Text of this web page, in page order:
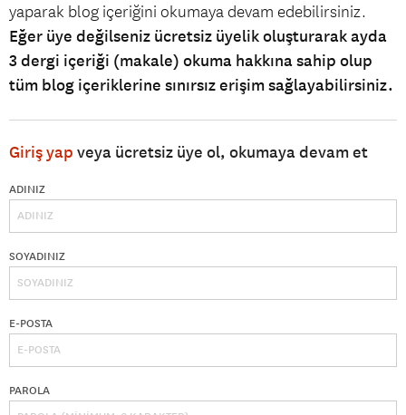
yaparak blog içeriğini okumaya devam edebilirsiniz.
Eğer üye değilseniz ücretsiz üyelik oluşturarak ayda
3 dergi içeriği (makale) okuma hakkına sahip olup
tüm blog içeriklerine sınırsız erişim sağlayabilirsiniz.
Giriş yap veya ücretsiz üye ol, okumaya devam et
ADINIZ
SOYADINIZ
E-POSTA
PAROLA